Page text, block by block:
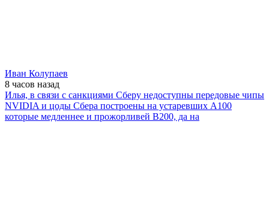
Иван Колупаев
8 часов назад
Илья, в связи с санкциями Сберу недоступны передовые чипы
NVIDIA и цоды Сбера построены на устаревших А100
которые медленнее и прожорливей B200, да на